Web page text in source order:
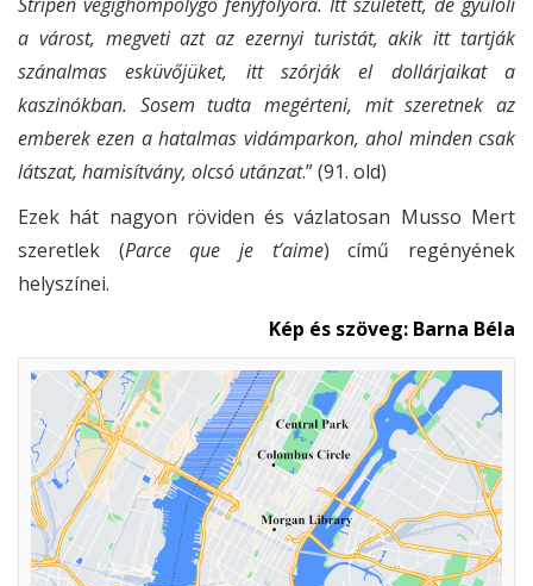
a várost, megveti azt az ezernyi turistát, akik itt tartják
szánalmas esküvőjüket, itt szórják el dollárjaikat a
kaszinókban. Sosem tudta megérteni, mit szeretnek az
emberek ezen a hatalmas vidámparkon, ahol minden csak
látszat, hamisítvány, olcsó utánzat.” (91. old)
Ezek hát nagyon röviden és vázlatosan Musso Mert
szeretlek (Parce que je t’aime) című regényének
helyszínei.
Kép és szöveg: Barna Béla